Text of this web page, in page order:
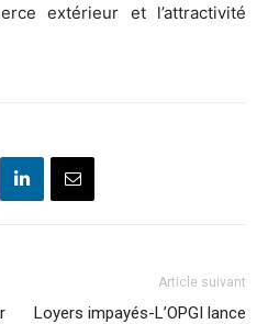
extérieur et l’attractivité
Article suivant
Loyers impayés-L’OPGI lance